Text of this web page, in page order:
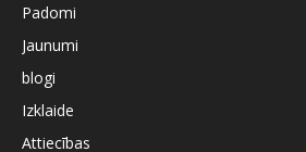
Padomi
Jaunumi
blogi
Izklaide
Attiecības